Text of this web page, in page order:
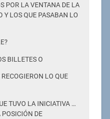
POR LA VENTANA DE LA
Y LOS QUE PASABAN LO
BILLETES O
LO QUE
TUVO LA INICIATIVA …
POSICIÓN DE